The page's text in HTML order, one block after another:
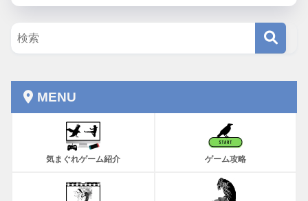
MENU
気まぐれゲーム紹介 ゲーム攻略